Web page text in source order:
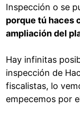
Inspección o se
porque tú haces
ampliación del
Hay infinitas
inspección de
fiscalistas, lo
empecemos por